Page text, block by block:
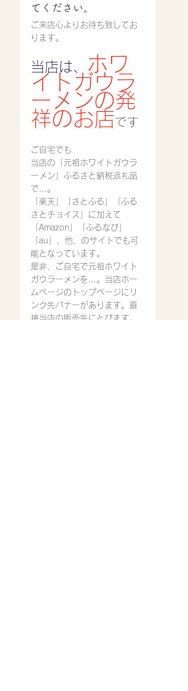
てください。
ご来店心よりお待ち致してお
ります。
当店は、
ホワ
イトガウラ
ーメンの発
祥のお店です
ご自宅でも
当店の「元祖ホワイトガウラ
ーメン」ふるさと納税返礼品
で…。
「楽天」「さとふる」「ふる
さとチョイス」に加えて
「Amazon」「ふるなび」
「au」、他、のサイトでも可
能となっています。
是非、ご自宅で元祖ホワイト
ガウラーメンを…。当店ホー
ムページのトップページにリ
ンク先バナーがあります。直
接当店の販売先にとびます。